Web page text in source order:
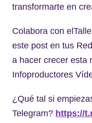
transformarte en
Colabora con
este post en tus
a hacer crecer esta
Infoproductores
¿Qué tal si
Telegram? https://